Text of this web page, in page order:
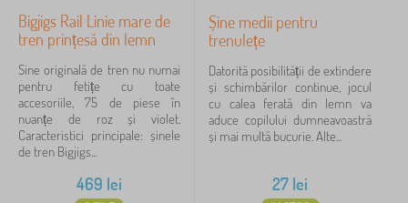
Bigjigs Rail Linie mare de
tren prințesă din lemn
Sine originală de tren nu numai
pentru fetițe cu toate
accesoriile, 75 de piese în
nuanțe de roz și violet.
Caracteristici principale: șinele
de tren Bigjigs...
469 lei
Șine medii pentru
trenulețe
Datorită posibilității de extindere
și schimbărilor continue, jocul
cu calea ferată din lemn va
aduce copilului dumneavoastră
și mai multă bucurie. Alte...
27 lei